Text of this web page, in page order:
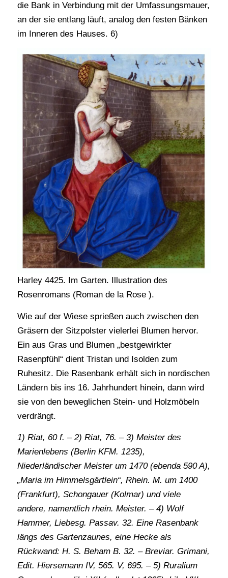
die Bank in Verbindung mit der Umfassungsmauer,
an der sie entlang läuft, analog den festen Bänken
im Inneren des Hauses. 6)
Harley 4425. Im Garten. Illustration des
Rosenromans (Roman de la Rose ).
Wie auf der Wiese sprießen auch zwischen den
Gräsern der Sitzpolster vielerlei Blumen hervor.
Ein aus Gras und Blumen „bestgewirkter
Rasenpfühl“ dient Tristan und Isolden zum
Ruhesitz. Die Rasenbank erhält sich in nordischen
Ländern bis ins 16. Jahrhundert hinein, dann wird
sie von den beweglichen Stein- und Holzmöbeln
verdrängt.
1) Riat, 60 f. – 2) Riat, 76. – 3) Meister des
Marienlebens (Berlin KFM. 1235),
Niederländischer Meister um 1470 (ebenda 590 A),
„Maria im Himmelsgärtlein“, Rhein. M. um 1400
(Frankfurt), Schongauer (Kolmar) und viele
andere, namentlich rhein. Meister. – 4) Wolf
Hammer, Liebesg. Passav. 32. Eine Rasenbank
längs des Gartenzaunes, eine Hecke als
Rückwand: H. S. Beham B. 32. – Breviar. Grimani,
Edit. Hiersemann IV, 565. V, 695. – 5) Ruralium